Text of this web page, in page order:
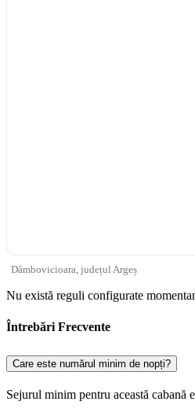
Dâmbovicioara, județul Argeș
Nu există reguli configurate
Întrebări Frecvente
Care este numărul minim de nopți?
Sejurul minim pentru această cabană